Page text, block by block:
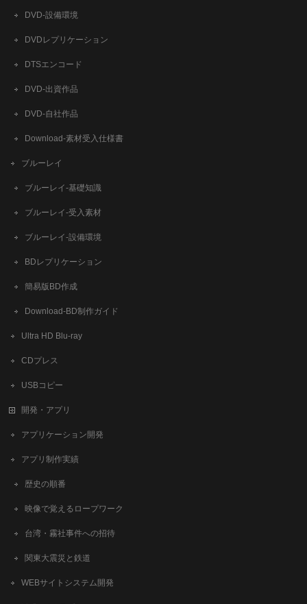
DVD-設備環境
DVDレプリケーション
DTSエンコード
DVD-出資作品
DVD-自社作品
​Download-素材受入仕様書
ブルーレイ
ブルーレイ-基礎知識
ブルーレイ-受入素材
ブルーレイ-設備環境
BDレプリケーション
簡易版BD作成
​Download-BD制作ガイド
Ultra HD Blu-ray
CDプレス
USBコピー
開発・アプリ
アプリケーション開発
アプリ制作実績
歴史の順番
映像で覚えるロープワーク
台湾・霧社事件への招待
関東大震災と鉄道
WEBサイトシステム開発